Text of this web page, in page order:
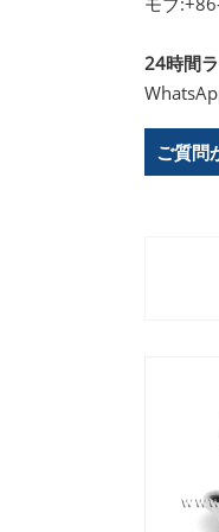
24時間
ご質問